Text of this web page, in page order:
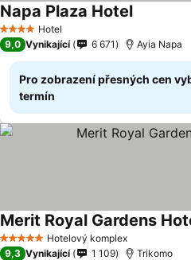
4 Počet hvězdiček
Hotel
Napa Plaza Hotel
9,0 Vynikající 6 671 Ayia Napa
Pro zobrazení přesných cen
termín
5 Počet hvězdičekHotelový komplex
Merit Royal Gardens
9,3 Vynikající 1 109 Trikomo